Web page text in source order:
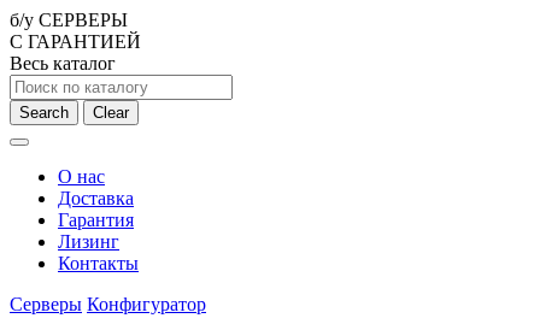
б/у СЕРВЕРЫ
С ГАРАНТИЕЙ
Весь каталог
Search Clear
О нас
Доставка
Гарантия
Лизинг
Контакты
Серверы Конфигуратор